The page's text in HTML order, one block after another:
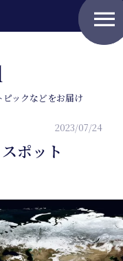
menu
ックなどをお届け
2023/07/24
ポット